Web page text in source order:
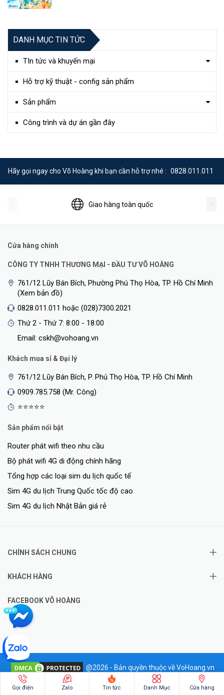
DANH MỤC TIN TỨC
TIn tức và khuyến mại
Hỗ trợ kỹ thuật - config sản phẩm
Sản phẩm
Công trình và dự án gần đây
Hãy gọi ngay cho Võ Hoàng khi bạn cần hỗ trợ nhé : 0828.011.011
Giao hàng toàn quốc
Cửa hàng chính
CÔNG TY TNHH THƯƠNG MẠI - ĐẦU TƯ VÕ HOÀNG
761/12 Lũy Bán Bích, Phường Phú Thọ Hòa, TP. Hồ Chí Minh
(Xem bản đồ)
0828.011.011 hoặc (028)7300.2021
Thứ 2 - Thứ 7: 8:00 - 18:00
Email: cskh@vohoang.vn
Khách mua sỉ & Đại lý
761/12 Lũy Bán Bích, P. Phú Thọ Hòa, TP. Hồ Chí Minh
0909.785.758 (Mr. Công)
⭐⭐⭐⭐⭐
Sản phẩm nổi bật
Router phát wifi theo nhu cầu
Bộ phát wifi 4G di động chính hãng
Tổng hợp các loại sim du lịch quốc tế
Sim 4G du lịch Trung Quốc tốc độ cao
Sim 4G du lịch Nhật Bản giá rẻ
CHÍNH SÁCH CHUNG
KHÁCH HÀNG
FACEBOOK VÕ HOÀNG
@2026 - Bản quyền thuộc về VoHoang.vn
Hotline: 0828.011.011
Gọi điện Zalo Tin tức Danh Mục Cửa hàng